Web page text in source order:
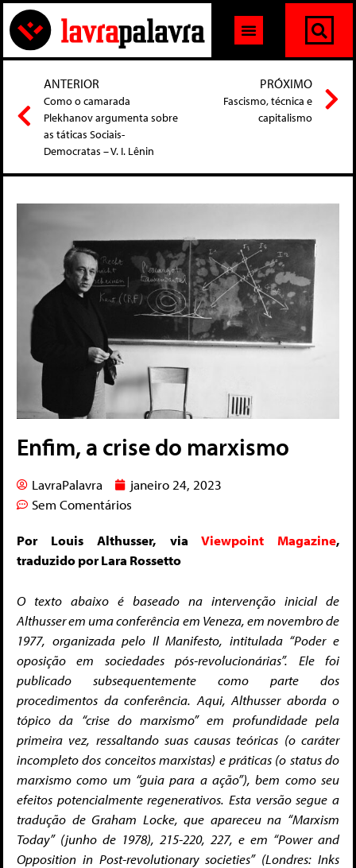
ANTERIOR
Como o camarada
Plekhanov argumenta sobre
as táticas Sociais-
Democratas – V. I. Lênin
PRÓXIMO
Fascismo, técnica e
capitalismo
Enfim, a crise do marxismo
LavraPalavra
janeiro 24, 2023
Sem Comentários
Por Louis Althusser, via Viewpoint Magazine,
traduzido por Lara Rossetto
O texto abaixo é baseado na intervenção inicial de
Althusser em uma conferência em Veneza, em novembro de
1977, organizada pelo Il Manifesto, intitulada “Poder e
oposição em sociedades pós-revolucionárias”. Ele foi
publicado subsequentemente como parte dos
procedimentos da conferência. Aqui, Althusser aborda o
tópico da “crise do marxismo” em profundidade pela
primeira vez, ressaltando suas causas teóricas (o caráter
incompleto dos conceitos marxistas) e práticas (o status do
marxismo como um “guia para a ação”), bem como seu
efeitos potencialmente regenerativos. Esta versão segue a
tradução de Graham Locke, que apareceu na “Marxism
Today” (junho de 1978), 215-220, 227, e em “Power and
Opposition in Post-revolutionary societies” (Londres: Inks